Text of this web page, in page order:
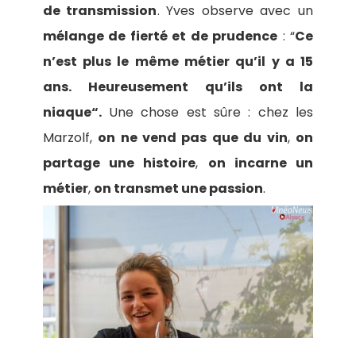
de transmission. Yves observe avec un
mélange de fierté et de prudence : “Ce
n’est plus le même métier qu’il y a 15
ans. Heureusement qu’ils ont la
niaque“.Une chose est sûre : chez les
Marzolf, on ne vend pas que du vin, on
partage une histoire, on incarne un
métier, on transmet une passion.